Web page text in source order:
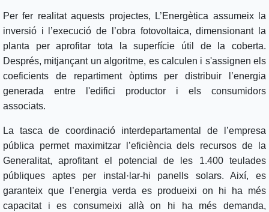
Per fer realitat aquests projectes, L’Energètica assumeix la
inversió i l’execució de l’obra fotovoltaica, dimensionant la
planta per aprofitar tota la superfície útil de la coberta.
Després, mitjançant un algoritme, es calculen i s'assignen els
coeficients de repartiment òptims per distribuir l’energia
generada entre l'edifici productor i els consumidors
associats.
La tasca de coordinació interdepartamental de l’empresa
pública permet maximitzar l’eficiència dels recursos de la
Generalitat, aprofitant el potencial de les 1.400 teulades
públiques aptes per instal·lar-hi panells solars. Així, es
garanteix que l’energia verda es produeixi on hi ha més
capacitat i es consumeixi allà on hi ha més demanda,